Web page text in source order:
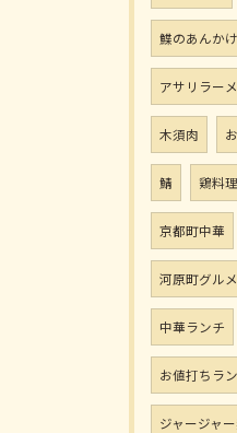
鰈のあんかけ
アサリラー
木須肉
鯖 鶏料理
京都町中華
河原町グルメ
中華ランチ
お値打ちラ
ジャージャ